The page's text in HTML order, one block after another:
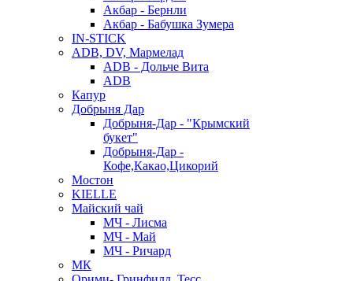
Акбар - Бернли
Акбар - Бабушка Зумера
IN-STICK
ADB, DV, Мармелад
ADB - Дольче Вита
ADB
Капур
Добрыня Дар
Добрыня-Дар - "Крымский
букет"
Добрыня-Дар -
Кофе,Какао,Цикорий
Мостон
KIELLE
Майский чай
МЧ - Лисма
МЧ - Май
МЧ - Ричард
МК